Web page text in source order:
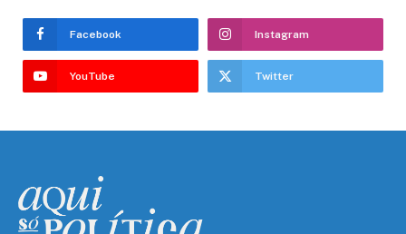
Facebook Instagram
YouTube Twitter